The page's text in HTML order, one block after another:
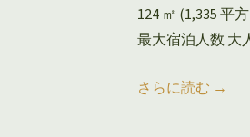
124 ㎡ (1,335 平
最大宿泊人数 大
さらに読む